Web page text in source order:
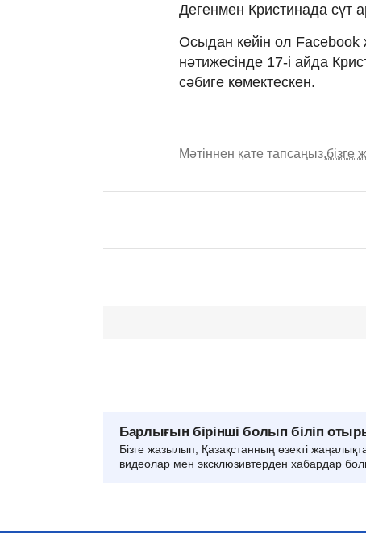
Дегенмен Кристинада сүт
Осыдан кейін ол Facebook
нәтижесінде 17-і айда
сәбиге көмектескен.
Мәтіннен қате тапсаңыз,бізге
Барлығын бірінші болып біліп
Бізге жазылып, Қазақстанның өзекті
видеолар мен эксклюзивтерден хабардар